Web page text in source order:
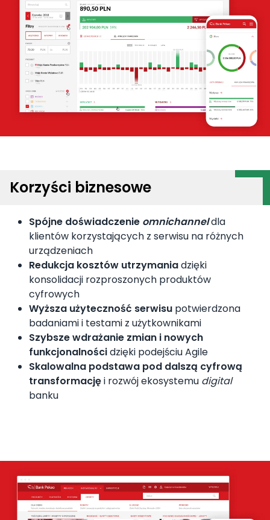
Korzyści biznesowe
Spójne doświadczenie omnichanneldla
klientów korzystających z serwisu na różnych
urządzeniach
Redukcja kosztów utrzymaniadzięki
konsolidacji rozproszonych produktów
cyfrowych
Wyższa użyteczność serwisu potwierdzona
badaniami i testami z użytkownikami
Szybsze wdrażanie zmian i nowych
funkcjonalnościdzięki podejściu Agile
Skalowalna podstawa pod dalszą cyfrową
transformacjęi rozwój ekosystemu digital
banku